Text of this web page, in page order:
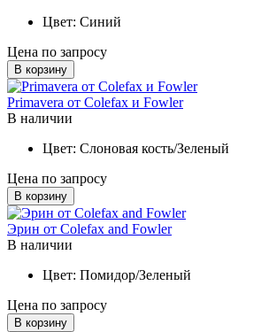
Цвет: Синий
Цена по запросу
В корзину
Primavera от Colefax и Fowler
В наличии
Цвет: Слоновая кость/Зеленый
Цена по запросу
В корзину
Эрин от Colefax and Fowler
В наличии
Цвет: Помидор/Зеленый
Цена по запросу
В корзину